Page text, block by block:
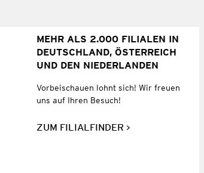
MEHR ALS 2.000 FILIALEN IN
DEUTSCHLAND, ÖSTERREICH
UND DEN NIEDERLANDEN
Vorbeischauen lohnt sich! Wir freuen
uns auf Ihren Besuch!
ZUM FILIALFINDER